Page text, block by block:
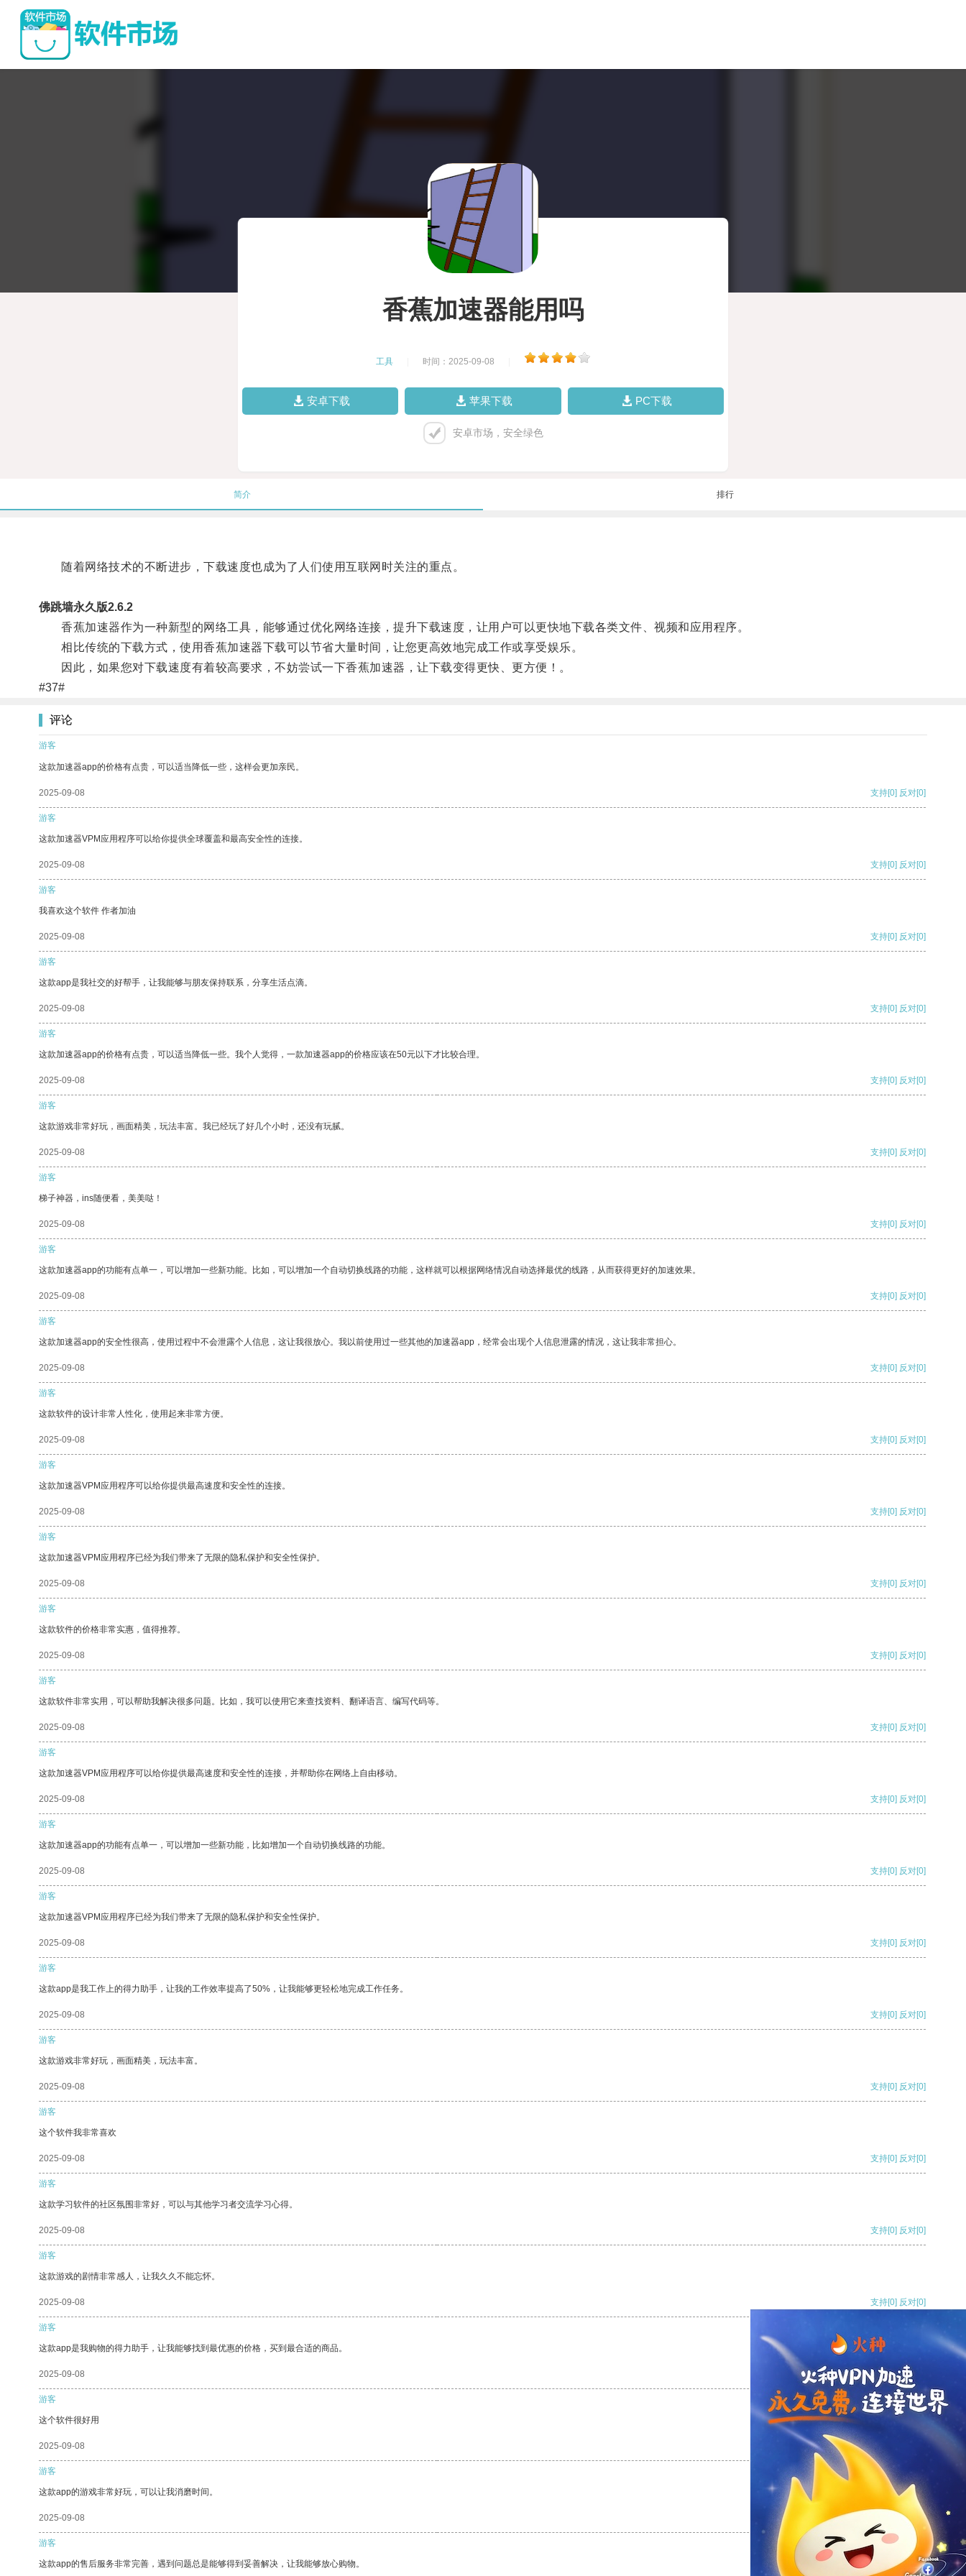
香蕉加速器能用吗
工具 时间：2025-09-08
安卓下载 苹果下载 PC下载
安卓市场，安全绿色
简介 排行
随着网络技术的不断进步，下载速度也成为了人们使用互联网时关注的重点。
佛跳墙永久版2.6.2
香蕉加速器作为一种新型的网络工具，能够通过优化网络连接，提升下载速度，让用户可以更快地下载各类文件、视频和应用程序。
相比传统的下载方式，使用香蕉加速器下载可以节省大量时间，让您更高效地完成工作或享受娱乐。
因此，如果您对下载速度有着较高要求，不妨尝试一下香蕉加速器，让下载变得更快、更方便！。
#37#
评论
游客
这款加速器app的价格有点贵，可以适当降低一些，这样会更加亲民。
2025-09-08 支持[0] 反对[0]
游客
这款加速器VPM应用程序可以给你提供全球覆盖和最高安全性的连接。
2025-09-08 支持[0] 反对[0]
游客
我喜欢这个软件 作者加油
2025-09-08 支持[0] 反对[0]
游客
这款app是我社交的好帮手，让我能够与朋友保持联系，分享生活点滴。
2025-09-08 支持[0] 反对[0]
游客
这款加速器app的价格有点贵，可以适当降低一些。我个人觉得，一款加速器app的价格应该在50元以下才比较合理。
2025-09-08 支持[0] 反对[0]
游客
这款游戏非常好玩，画面精美，玩法丰富。我已经玩了好几个小时，还没有玩腻。
2025-09-08 支持[0] 反对[0]
游客
梯子神器，ins随便看，美美哒！
2025-09-08 支持[0] 反对[0]
游客
这款加速器app的功能有点单一，可以增加一些新功能。比如，可以增加一个自动切换线路的功能，这样就可以根据网络情况自动选择最优的线路，从而获得更好的加速效果。
2025-09-08 支持[0] 反对[0]
游客
这款加速器app的安全性很高，使用过程中不会泄露个人信息，这让我很放心。我以前使用过一些其他的加速器app，经常会出现个人信息泄露的情况，这让我非常担心。
2025-09-08 支持[0] 反对[0]
游客
这款软件的设计非常人性化，使用起来非常方便。
2025-09-08 支持[0] 反对[0]
游客
这款加速器VPM应用程序可以给你提供最高速度和安全性的连接。
2025-09-08 支持[0] 反对[0]
游客
这款加速器VPM应用程序已经为我们带来了无限的隐私保护和安全性保护。
2025-09-08 支持[0] 反对[0]
游客
这款软件的价格非常实惠，值得推荐。
2025-09-08 支持[0] 反对[0]
游客
这款软件非常实用，可以帮助我解决很多问题。比如，我可以使用它来查找资料、翻译语言、编写代码等。
2025-09-08 支持[0] 反对[0]
游客
这款加速器VPM应用程序可以给你提供最高速度和安全性的连接，并帮助你在网络上自由移动。
2025-09-08 支持[0] 反对[0]
游客
这款加速器app的功能有点单一，可以增加一些新功能，比如增加一个自动切换线路的功能。
2025-09-08 支持[0] 反对[0]
游客
这款加速器VPM应用程序已经为我们带来了无限的隐私保护和安全性保护。
2025-09-08 支持[0] 反对[0]
游客
这款app是我工作上的得力助手，让我的工作效率提高了50%，让我能够更轻松地完成工作任务。
2025-09-08 支持[0] 反对[0]
游客
这款游戏非常好玩，画面精美，玩法丰富。
2025-09-08 支持[0] 反对[0]
游客
这个软件我非常喜欢
2025-09-08 支持[0] 反对[0]
游客
这款学习软件的社区氛围非常好，可以与其他学习者交流学习心得。
2025-09-08 支持[0] 反对[0]
游客
这款游戏的剧情非常感人，让我久久不能忘怀。
2025-09-08 支持[0] 反对[0]
游客
这款app是我购物的得力助手，让我能够找到最优惠的价格，买到最合适的商品。
2025-09-08 支持[0] 反对
游客
这个软件很好用
2025-09-08 支持
游客
这款app的游戏非常好玩，可以让我消磨时间。
2025-09-08 反对 [0]
游客
这款app的售后服务非常完善，遇到问题总是能够得到妥善解决，让我能够放心购物。